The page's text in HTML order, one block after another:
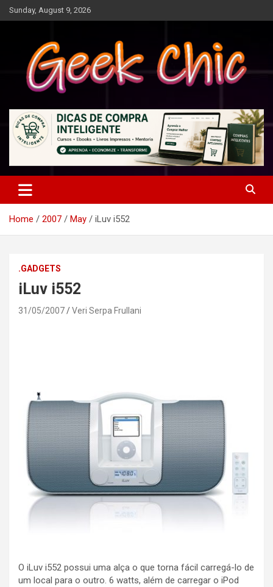
Skip
to
Sunday, August 9, 2026
Geek Chic
Home 2007 May iLuv i552
.GADGETS
iLuv i552
31/05/2007 Veri Serpa Frullani
O iLuv i552 possui uma alça o que torna fácil carregá-lo de
um local para o outro. 6 watts, além de carregar o iPod